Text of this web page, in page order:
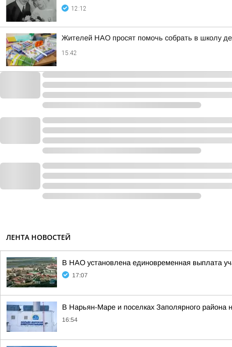
12:12
Жителей НАО просят помочь собрать в школу
15:42
ЛЕНТА НОВОСТЕЙ
В НАО установлена единовременная выплата
17:07
В Нарьян-Маре и поселках Заполярного района
16:54